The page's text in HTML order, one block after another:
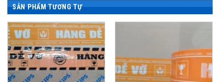
SẢN PHẨM TƯƠNG TỰ